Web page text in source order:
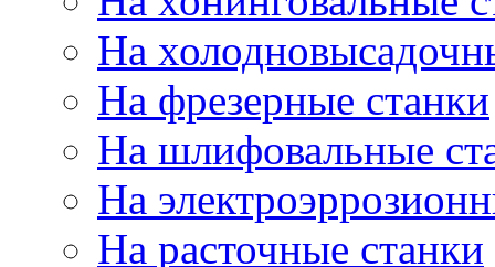
На
На фрезерные станки
На шлифовальные
На
На расточные станки